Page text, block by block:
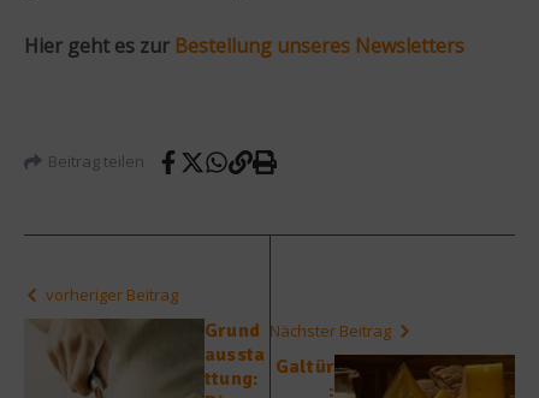
Hier geht es zur Bestellung unseres Newsletters
Beitrag teilen
vorheriger Beitrag
Grund
aussta
ttung:
Nächster Beitrag
Galtür
: